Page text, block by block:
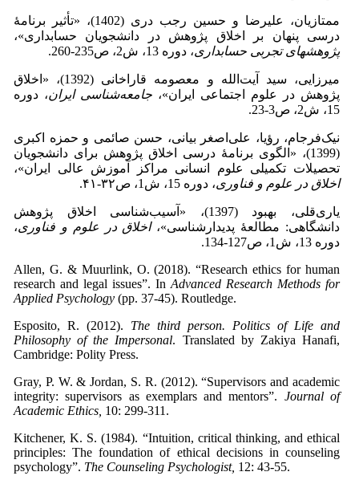
ممتازیان، علیرضا و حسین رجب ‌دری (1402)، «تأثیر برنامۀ
درسی پنهان بر اخلاق پژوهش در دانشجویان حسابداری»،
پژوهش­های تجربی حسابداری، دوره 13، ش2، ص235-260.
میرزایی، سید آیت‌الله و معصومه قاراخانی (1392)، «اخلاق
پژوهش در علوم اجتماعی ایران»، جامعهشناسی ایران، دوره
15، ش2، ص3-23.‎
نیک‌فرجام، رؤیا، علی‌اصغر بیانی، حسن صائمی و حمزه اکبری
(1399)، «الگوی برنامۀ درسی اخلاق پژوهش برای دانشجویان
تحصیلات تکمیلی علوم انسانی مراکز آموزش عالی ایران»،
اخلاق در علوم و فناوری، دوره 15، ش1، ص۳۲-۴۱.
یاری‌قلی، بهبود (1397)، «آسیب‌شناسی اخلاق پژوهش
دانشگاهی: مطالعۀ پدیدارشناسی»،اخلاق در علوم و فناوری،
دوره 13، ش1، ص127-134.‎
Allen, G. & Muurlink, O. (2018). “Research ethics for human
research and legal issues”. In Advanced Research Methods for
Applied Psychology
Esposito, R. (2012). The third person. Politics of Life and
Philosophy of the Impersonal. Translated by Zakiya Hanafi,
Cambridge: Polity Press.
Gray, P. W. & Jordan, S. R. (2012). “Supervisors and academic
integrity: supervisors as exemplars and mentors”. Journal of
Academic Ethics, 10: 299-311.
Kitchener, K. S. (1984). “Intuition, critical thinking, and ethical
principles: The foundation of ethical decisions in counseling
psychology”. The Counseling Psychologist, 12: 43-55.